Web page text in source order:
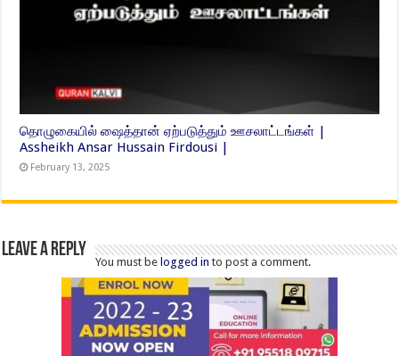
தொழுகையில் ஷைத்தான் ஏற்படுத்தும் ஊசலாட்டங்கள் |
Assheikh Ansar Hussain Firdousi |
February 13, 2025
Leave a Reply
You must belogged in to post a comment.